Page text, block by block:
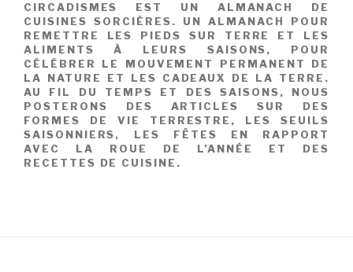
CIRCADISMES EST UN ALMANACH DE
CUISINES SORCIÈRES. UN ALMANACH POUR
REMETTRE LES PIEDS SUR TERRE ET LES
ALIMENTS À LEURS SAISONS, POUR
CÉLÉBRER LE MOUVEMENT PERMANENT DE
LA NATURE ET LES CADEAUX DE LA TERRE.
AU FIL DU TEMPS ET DES SAISONS, NOUS
POSTERONS DES ARTICLES SUR DES
FORMES DE VIE TERRESTRE, LES SEUILS
SAISONNIERS, LES FÊTES EN RAPPORT
AVEC LA ROUE DE L’ANNÉE ET DES
RECETTES DE CUISINE.